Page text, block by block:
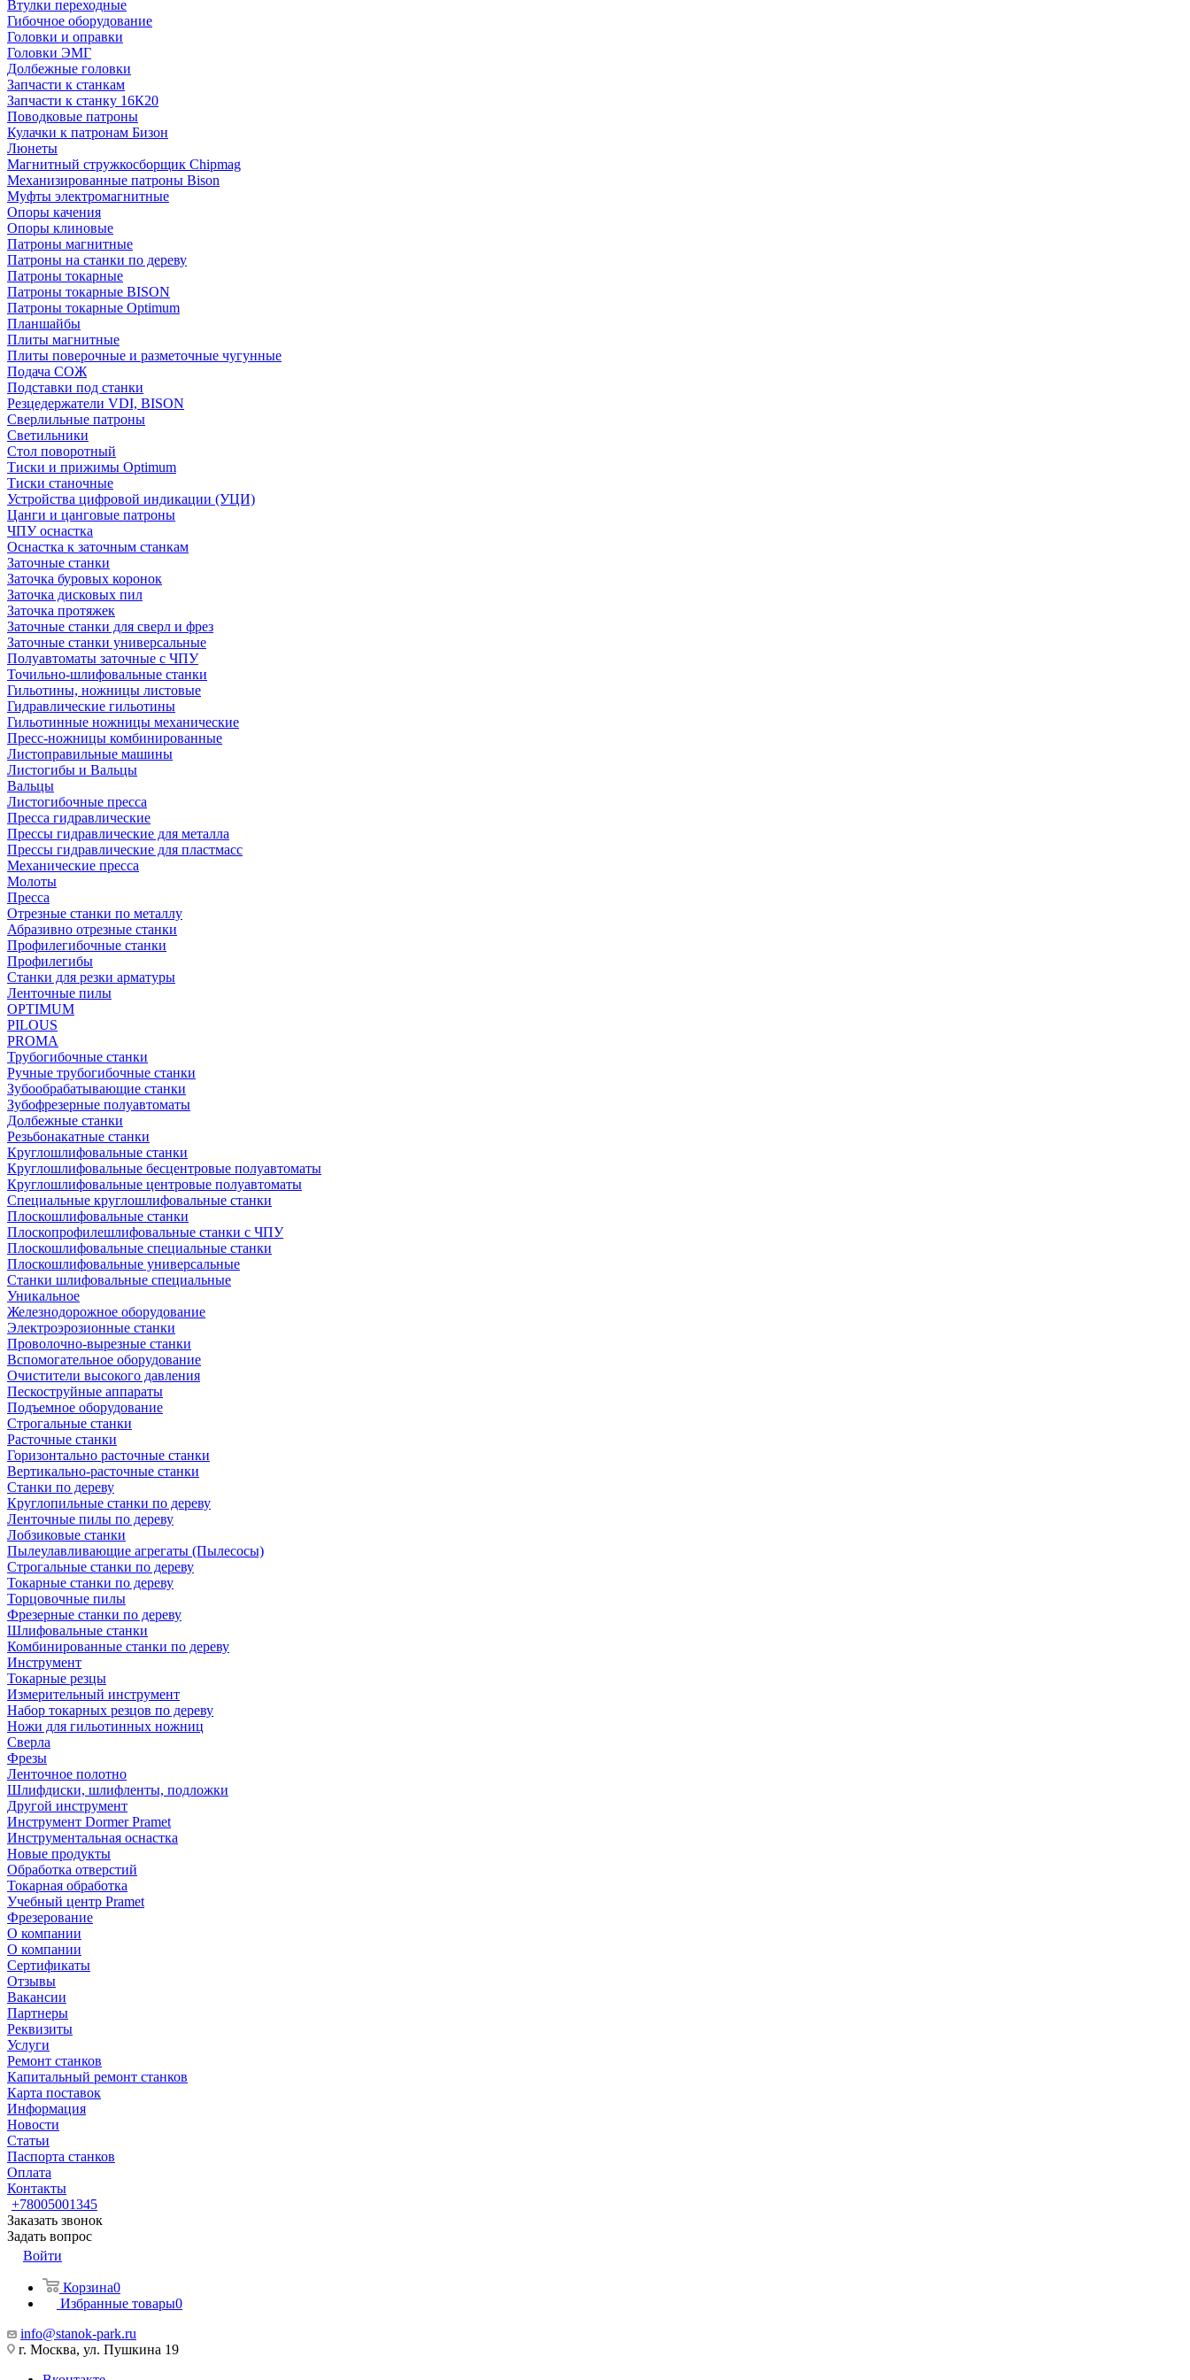
Втулки переходные
Гибочное оборудование
Головки и оправки
Головки ЭМГ
Долбежные головки
Запчасти к станкам
Запчасти к станку 16К20
Поводковые патроны
Кулачки к патронам Бизон
Люнеты
Магнитный стружкосборщик Chipmag
Механизированные патроны Bison
Муфты электромагнитные
Опоры качения
Опоры клиновые
Патроны магнитные
Патроны на станки по дереву
Патроны токарные
Патроны токарные BISON
Патроны токарные Optimum
Планшайбы
Плиты магнитные
Плиты поверочные и разметочные чугунные
Подача СОЖ
Подставки под станки
Резцедержатели VDI, BISON
Сверлильные патроны
Светильники
Стол поворотный
Тиски и прижимы Optimum
Тиски станочные
Устройства цифровой индикации (УЦИ)
Цанги и цанговые патроны
ЧПУ оснастка
Оснастка к заточным станкам
Заточные станки
Заточка буровых коронок
Заточка дисковых пил
Заточка протяжек
Заточные станки для сверл и фрез
Заточные станки универсальные
Полуавтоматы заточные с ЧПУ
Точильно-шлифовальные станки
Гильотины, ножницы листовые
Гидравлические гильотины
Гильотинные ножницы механические
Пресс-ножницы комбинированные
Листоправильные машины
Листогибы и Вальцы
Вальцы
Листогибочные пресса
Пресса гидравлические
Прессы гидравлические для металла
Прессы гидравлические для пластмасс
Механические пресса
Молоты
Пресса
Отрезные станки по металлу
Абразивно отрезные станки
Профилегибочные станки
Профилегибы
Станки для резки арматуры
Ленточные пилы
OPTIMUM
PILOUS
PROMA
Трубогибочные станки
Ручные трубогибочные станки
Зубообрабатывающие станки
Зубофрезерные полуавтоматы
Долбежные станки
Резьбонакатные станки
Круглошлифовальные станки
Круглошлифовальные бесцентровые полуавтоматы
Круглошлифовальные центровые полуавтоматы
Специальные круглошлифовальные станки
Плоскошлифовальные станки
Плоскопрофилешлифовальные станки с ЧПУ
Плоскошлифовальные специальные станки
Плоскошлифовальные универсальные
Станки шлифовальные специальные
Уникальное
Железнодорожное оборудование
Электроэрозионные станки
Проволочно-вырезные станки
Вспомогательное оборудование
Очистители высокого давления
Пескоструйные аппараты
Подъемное оборудование
Строгальные станки
Расточные станки
Горизонтально расточные станки
Вертикально-расточные станки
Станки по дереву
Круглопильные станки по дереву
Ленточные пилы по дереву
Лобзиковые станки
Пылеулавливающие агрегаты (Пылесосы)
Строгальные станки по дереву
Токарные станки по дереву
Торцовочные пилы
Фрезерные станки по дереву
Шлифовальные станки
Комбинированные станки по дереву
Инструмент
Токарные резцы
Измерительный инструмент
Набор токарных резцов по дереву
Ножи для гильотинных ножниц
Сверла
Фрезы
Ленточное полотно
Шлифдиски, шлифленты, подложки
Другой инструмент
Инструмент Dormer Pramet
Инструментальная оснастка
Новые продукты
Обработка отверстий
Токарная обработка
Учебный центр Pramet
Фрезерование
О компании
О компании
Сертификаты
Отзывы
Вакансии
Партнеры
Реквизиты
Услуги
Ремонт станков
Капитальный ремонт станков
Карта поставок
Информация
Новости
Статьи
Паспорта станков
Оплата
Контакты
+78005001345
Заказать звонок
Задать вопрос
Войти
Корзина0
Избранные товары0
info@stanok-park.ru
г. Москва, ул. Пушкина 19